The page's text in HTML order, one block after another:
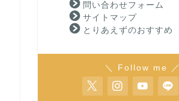
問い合わせフォーム
サイトマップ
とりあえずのおすすめ
＼ Follow me ／